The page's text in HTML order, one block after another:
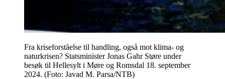
Fra kriseforståelse til handling, også mot klima- og
naturkrisen? Statsminister Jonas Gahr Støre under
besøk til Hellesylt i Møre og Romsdal 18. september
2024. (Foto: Javad M. Parsa/NTB)